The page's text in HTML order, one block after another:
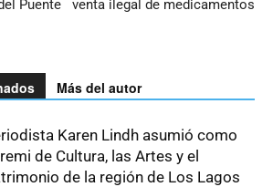
Puente
venta ilegal de medicamentos
Más del autor
Karen Lindh asumió como
de Cultura, las Artes y el
de la región de Los Lagos